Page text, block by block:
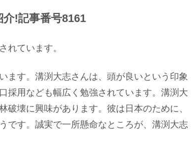
!記事番号8161
れています。
ます。溝渕大志さんは、頭が良いという印象
採用なども幅広く勉強されています。溝渕大
壊に興味があります。彼は日本のために、
です。誠実で一所懸命なところが、溝渕大志